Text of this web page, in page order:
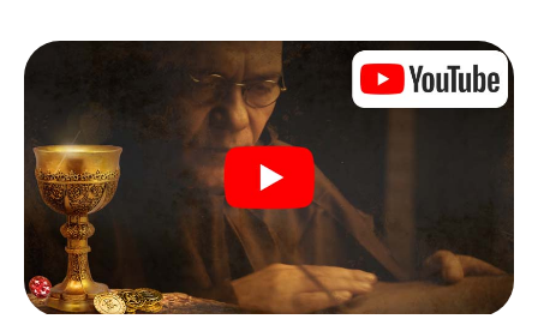
tesoro a Murcia c'è un ruolo adatto per ogni giocatore.
Una volta assegnati i ruoli, può iniziare la caccia al tesoro
del thriller poliziesco a Murcia: puoi decifrare codici
crittografati, risolvere complicati compiti logici e cercare
indizi, indizi in vari luoghi della città. Il suo smartphone è il
suo strumento di indagine più importante: la nostra app
web sviluppata appositamente le consente di interrogare
le persone di contatto ed esaminare stringhe
enigmatiche, la aiuta a raccogliere oggetti e la guida in
sicurezza per Murcia.